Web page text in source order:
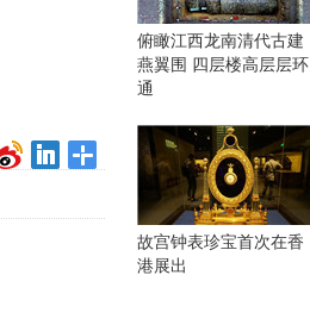
俯瞰江西龙南清代古建
燕翼围 四层楼高层层环
通
故宫钟表珍宝首次在香
港展出